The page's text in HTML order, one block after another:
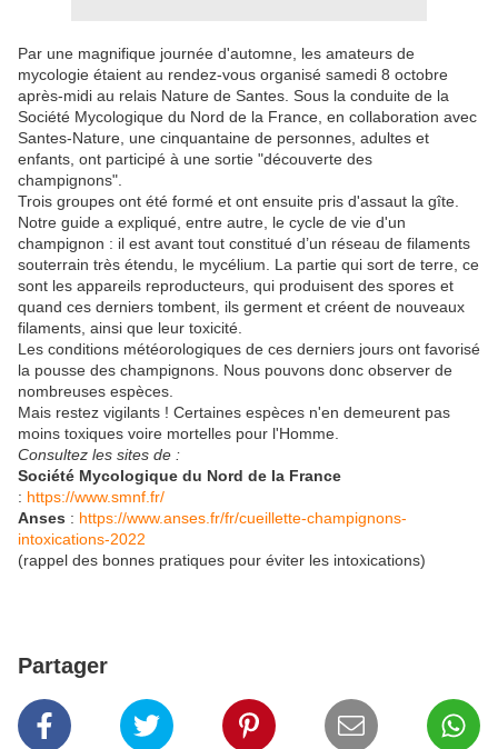
Par une magnifique journée d'automne, les amateurs de
mycologie étaient au rendez-vous organisé samedi 8 octobre
après-midi au relais Nature de Santes. Sous la conduite de la
Société Mycologique du Nord de la France, en collaboration avec
Santes-Nature, une cinquantaine de personnes, adultes et
enfants, ont participé à une sortie "découverte des
champignons".
Trois groupes ont été formé et ont ensuite pris d'assaut la gîte.
Notre guide a expliqué, entre autre, le cycle de vie d'un
champignon : il est avant tout constitué d’un réseau de filaments
souterrain très étendu, le mycélium. La partie qui sort de terre, ce
sont les appareils reproducteurs, qui produisent des spores et
quand ces derniers tombent, ils germent et créent de nouveaux
filaments, ainsi que leur toxicité.
Les conditions météorologiques de ces derniers jours ont favorisé
la pousse des champignons. Nous pouvons donc observer de
nombreuses espèces.
Mais restez vigilants ! Certaines espèces n'en demeurent pas
moins toxiques voire mortelles pour l'Homme.
Consultez les sites de :
Société Mycologique du Nord de la France
: https://www.smnf.fr/
Anses : https://www.anses.fr/fr/cueillette-champignons-
intoxications-2022
(rappel des bonnes pratiques pour éviter les intoxications)
Partager